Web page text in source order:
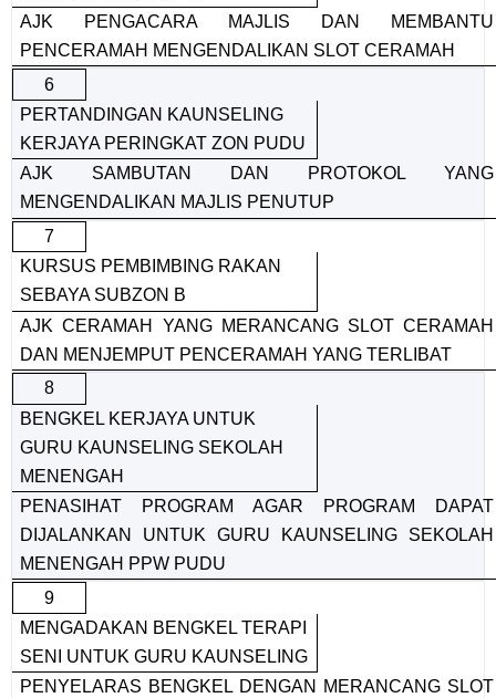
AJK PENGACARA MAJLIS DAN MEMBANTU
PENCERAMAH MENGENDALIKAN SLOT CERAMAH
6
PERTANDINGAN KAUNSELING
KERJAYA PERINGKAT ZON PUDU
AJK SAMBUTAN DAN PROTOKOL YANG
MENGENDALIKAN MAJLIS PENUTUP
7
KURSUS PEMBIMBING RAKAN
SEBAYA SUBZON B
AJK CERAMAH YANG MERANCANG SLOT CERAMAH
DAN MENJEMPUT PENCERAMAH YANG TERLIBAT
8
BENGKEL KERJAYA UNTUK
GURU KAUNSELING SEKOLAH
MENENGAH
PENASIHAT PROGRAM AGAR PROGRAM DAPAT
DIJALANKAN UNTUK GURU KAUNSELING SEKOLAH
MENENGAH PPW PUDU
9
MENGADAKAN BENGKEL TERAPI
SENI UNTUK GURU KAUNSELING
PENYELARAS BENGKEL DENGAN MERANCANG SLOT